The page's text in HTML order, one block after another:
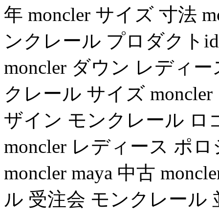
年 moncler サイズ 寸法
ンクレール プロダクト
moncler ダウン レディ
クレール サイズ
ザイン モンクレール ロ
moncler レディース ポ
moncler maya 中古
ル 受注会 モンクレール